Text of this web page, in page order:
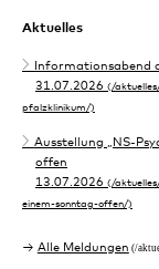
Aktuelles
Informationsabend
31.07.2026
Ausstellung „NS-
offen
13.07.2026
Alle Meldungen